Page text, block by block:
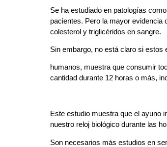
Se ha estudiado en patologías
pacientes. Pero la mayor evidencia
colesterol y triglicéridos en sangre.
Sin embargo, no está claro si
humanos, muestra que consumir
cantidad durante 12 horas o más,
Este estudio muestra que el ayuno
nuestro reloj biológico durante las
Son necesarios más estudios en